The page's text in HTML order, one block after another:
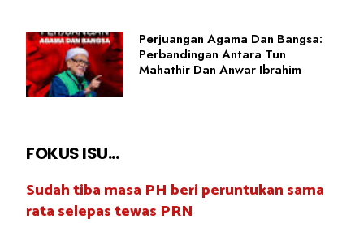
Perjuangan Agama Dan Bangsa:
Perbandingan Antara Tun
Mahathir Dan Anwar Ibrahim
FOKUS ISU...
Sudah tiba masa PH beri peruntukan sama
rata selepas tewas PRN